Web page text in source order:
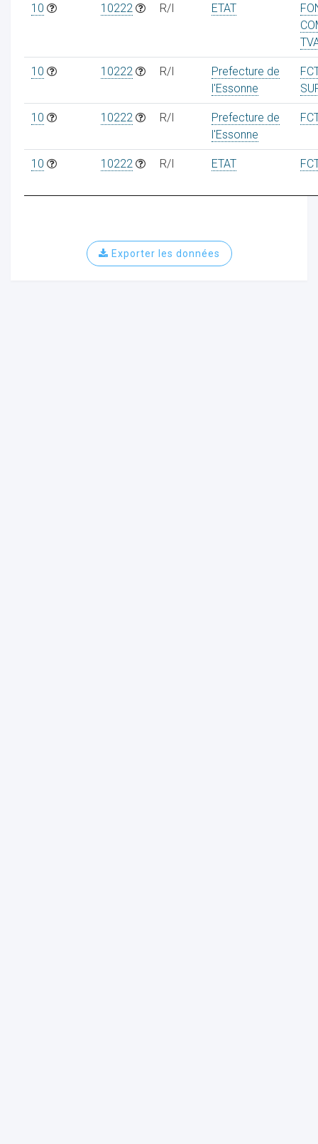
10 10222 R/I ETAT
10 10222 R/I
Prefecture de
l'Essonne
10 10222 R/I
Prefecture de
l'Essonne
10 10222 R/I ETAT
Exporter les données